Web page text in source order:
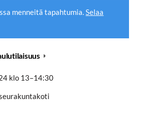
menneitä tapahtumia.Selaa
klo 13–14:30